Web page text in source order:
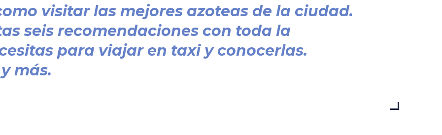
visitar las mejores azoteas de la ciudad.
seis recomendaciones con toda la
para viajar en taxi y conocerlas.
más.